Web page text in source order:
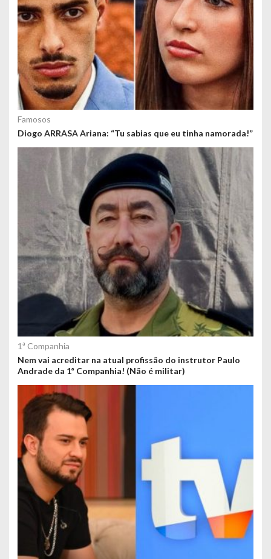
Famosos
Diogo ARRASA Ariana: “Tu sabias que eu tinha namorada!”
1ª Companhia
Nem vai acreditar na atual profissão do instrutor Paulo
Andrade da 1ª Companhia! (Não é militar)